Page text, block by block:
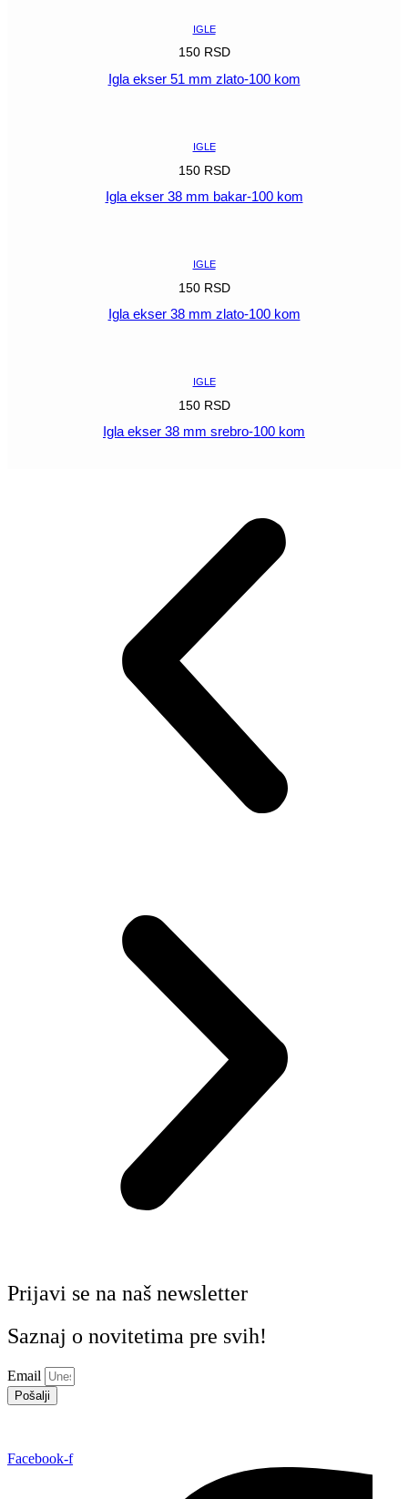
IGLE
150 RSD
Igla ekser 51 mm zlato-100 kom
IGLE
150 RSD
Igla ekser 38 mm bakar-100 kom
IGLE
150 RSD
Igla ekser 38 mm zlato-100 kom
IGLE
150 RSD
Igla ekser 38 mm srebro-100 kom
Prijavi se na naš newsletter
Saznaj o novitetima pre svih!
Email
Pošalji
Facebook-f